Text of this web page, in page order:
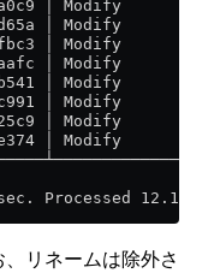
│
│
│
│
│
│
│ Modify
│ Modify
Processed
リネームは除外さ